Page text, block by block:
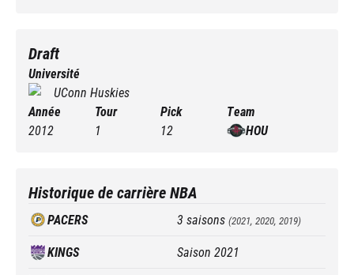
Draft
Université
UConn Huskies
Année
2012
Tour
1
Pick
12
Team
HOU
Historique de carrière NBA
PACERS 3saisons (2021, 2020, 2019)
KINGS Saison 2021